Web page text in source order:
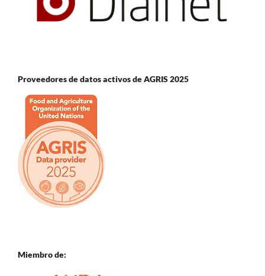
Proveedores de datos activos de AGRIS 2025
Miembro de: